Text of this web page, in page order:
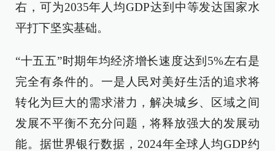
右，可为2035年人均GDP达到中等发达国家水
平打下坚实基础。
“十五五”时期年均经济增长速度达到5%左右是
完全有条件的。一是人民对美好生活的追求将
转化为巨大的需求潜力，解决城乡、区域之间
发展不平衡不充分问题，将释放强大的发展动
能。据世界银行数据，2024年全球人均GDP约